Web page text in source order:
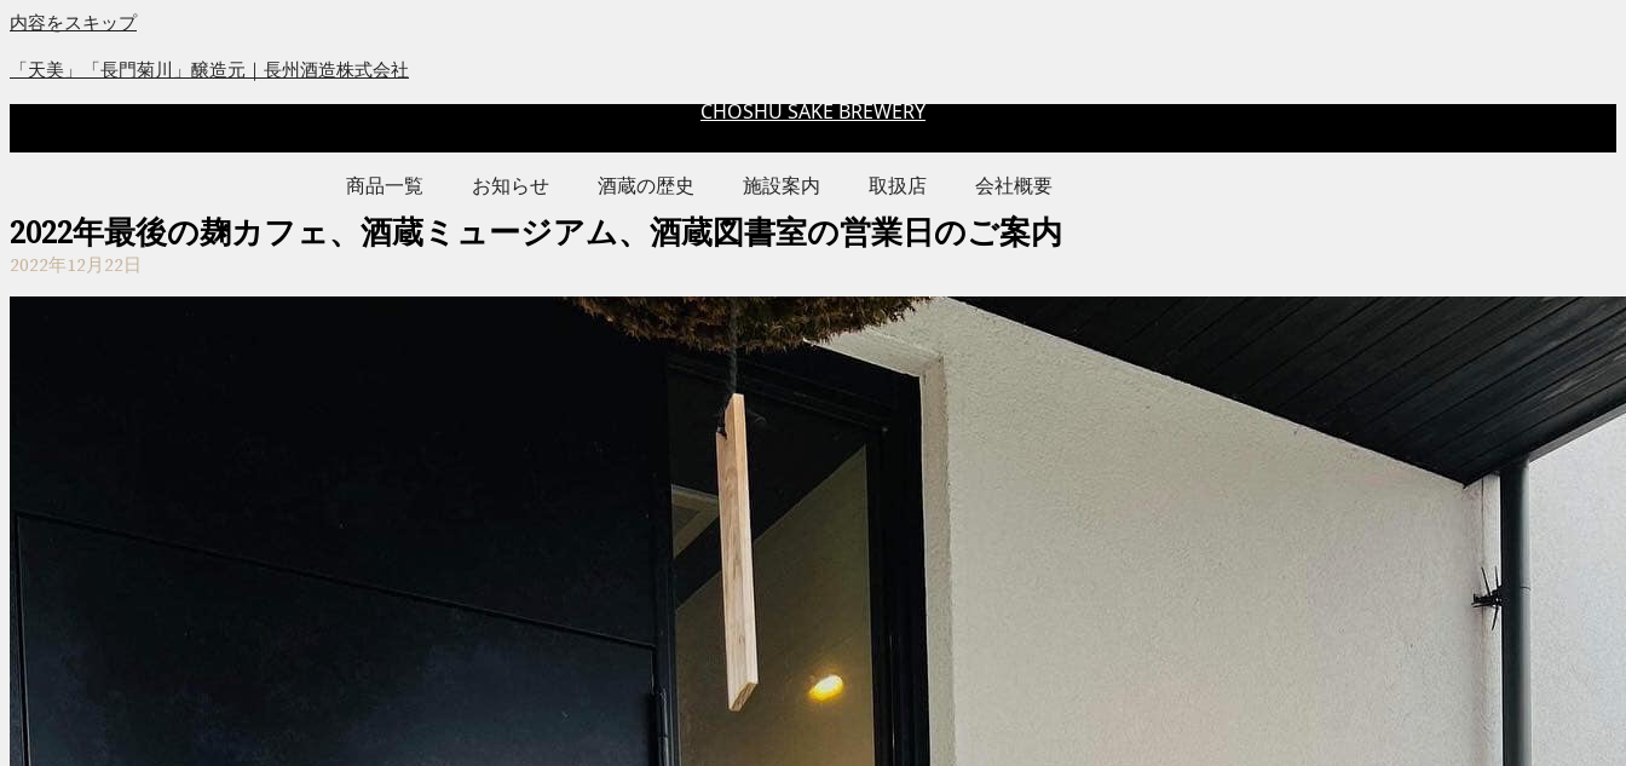
内容をスキップ
「天美」「長門菊川」醸造元｜長州酒造株式会社
CHOSHU SAKE BREWERY
商品一覧 お知らせ 酒蔵の歴史 施設案内 取扱店 会社概要
2022年最後の麹カフェ、酒蔵ミュージアム、酒蔵図書室の営業日のご案内
2022年12月22日